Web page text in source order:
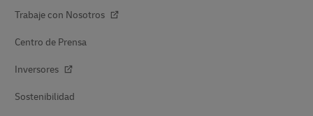
Trabaje con Nosotros
Centro de Prensa
Inversores
Sostenibilidad